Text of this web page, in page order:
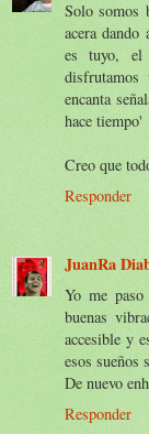
Solo somos
acera
es tuyo, el
disfrutamos
encanta
hace tiempo'
Creo que
Responder
JuanRa
Yo me
buenas
accesible y
esos sueños
De nuevo
Responder